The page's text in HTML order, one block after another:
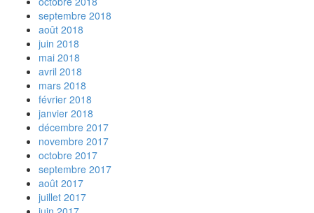
septembre 2018
août 2018
juin 2018
mai 2018
avril 2018
mars 2018
février 2018
janvier 2018
décembre 2017
novembre 2017
octobre 2017
septembre 2017
août 2017
juillet 2017